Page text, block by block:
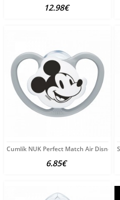
12.98€
Cumlík NUK Perfect Match Air Disney
6.85€